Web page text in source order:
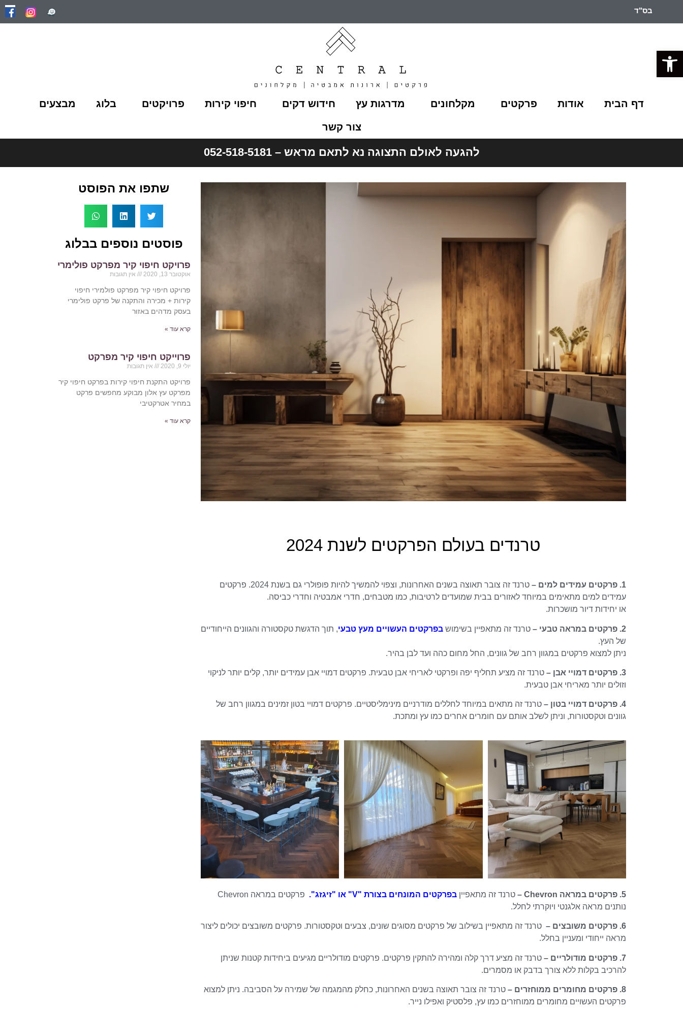
פתח סרגל נגישות
בס"ד
דף הבית אודות פרקטים מקלחונים מדרגות עץ חידוש דקים חיפוי קירות פרויקטים בלוג מבצעים
צור קשר
להגעה לאולם התצוגה נא לתאם מראש – 052-518-5181
טרנדים בעולם הפרקטים לשנת 2024
1. פרקטים עמידים למים –
טרנד זה צובר תאוצה בשנים האחרונות, וצפוי להמשיך להיות פופולרי גם בשנת 2024. פרקטים
עמידים למים מתאימים במיוחד לאזורים בבית שמועדים לרטיבות, כמו מטבחים, חדרי אמבטיה וחדרי כביסה.
או יחידות דיור מושכרות.
2. פרקטים במראה טבעי – טרנד זה מתאפיין בשימוש בפרקטים העשויים מעץ טבעי, תוך הדגשת טקסטורה והגוונים הייחודיים
של העץ.
ניתן למצוא פרקטים במגוון רחב של גוונים, החל מחום כהה ועד לבן בהיר.
3. פרקטים דמויי אבן –
טרנד זה מציע תחליף יפה ופרקטי לאריחי אבן טבעית. פרקטים דמויי אבן עמידים יותר, קלים יותר לניקוי
וזולים יותר מאריחי אבן טבעית.
4. פרקטים דמויי בטון –
טרנד זה מתאים במיוחד לחללים מודרניים מינימליסטיים. פרקטים דמויי בטון זמינים במגוון רחב של
גוונים וטקסטורות, וניתן לשלב אותם עם חומרים אחרים כמו עץ ומתכת.
5. פרקטים במראה Chevron – טרנד זה מתאפיין בפרקטים המונחים בצורת "V" או "זיגזג".
פרקטים במראה Chevron
נותנים מראה אלגנטי ויוקרתי לחלל.
6. פרקטים משובצים –
טרנד זה מתאפיין בשילוב של פרקטים מסוגים שונים, צבעים וטקסטורות. פרקטים משובצים יכולים ליצור
מראה ייחודי ומעניין בחלל.
7. פרקטים מודולריים –
טרנד זה מציע דרך קלה ומהירה להתקין פרקטים. פרקטים מודולריים מגיעים ביחידות קטנות שניתן
להרכיב בקלות ללא צורך בדבק או מסמרים.
8. פרקטים מחומרים ממוחזרים –
טרנד זה צובר תאוצה בשנים האחרונות, כחלק מהמגמה של שמירה על הסביבה. ניתן למצוא
פרקטים העשויים מחומרים ממוחזרים כמו עץ, פלסטיק ואפילו נייר.
שתפו את הפוסט
פוסטים נוספים בבלוג
פרויקט חיפוי קיר מפרקט פולימרי
אוקטובר 13, 2020 אין תגובות
פרויקט חיפוי קיר מפרקט פולמירי חיפוי
קירות + מכירה והתקנה של פרקט פולימרי
בעסק מדהים באזור
קרא עוד »
פרוייקט חיפוי קיר מפרקט
יולי 9, 2020 אין תגובות
פרויקט התקנת חיפוי קירות בפרקט חיפוי קיר
מפרקט עץ אלון מבוקע מחפשים פרקט
במחיר אטרקטיבי
קרא עוד »